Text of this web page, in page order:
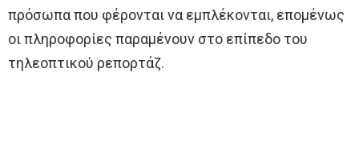
πρόσωπα που φέρονται να εμπλέκονται, επομένως
οι πληροφορίες παραμένουν στο επίπεδο του
τηλεοπτικού ρεπορτάζ.